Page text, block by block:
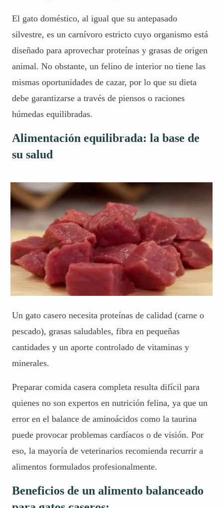
El gato doméstico, al igual que su antepasado
silvestre, es un carnívoro estricto cuyo organismo está
diseñado para aprovechar proteínas y grasas de origen
animal. No obstante, un felino de interior no tiene las
mismas oportunidades de cazar, por lo que su dieta
debe garantizarse a través de piensos o raciones
húmedas equilibradas.
Alimentación equilibrada: la base de
su salud
Un gato casero necesita proteínas de calidad (carne o
pescado), grasas saludables, fibra en pequeñas
cantidades y un aporte controlado de vitaminas y
minerales.
Preparar comida casera completa resulta difícil para
quienes no son expertos en nutrición felina, ya que un
error en el balance de aminoácidos como la taurina
puede provocar problemas cardíacos o de visión. Por
eso, la mayoría de veterinarios recomienda recurrir a
alimentos formulados profesionalmente.
Beneficios de un alimento balanceado